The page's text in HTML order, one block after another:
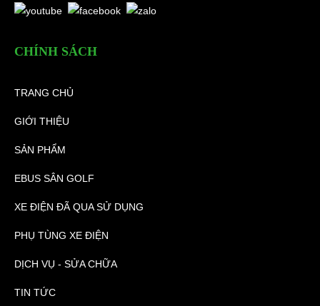
CHÍNH SÁCH
TRANG CHỦ
GIỚI THIỆU
SẢN PHẨM
EBUS SÂN GOLF
XE ĐIỆN ĐÃ QUA SỬ DỤNG
PHỤ TÙNG XE ĐIỆN
DỊCH VỤ - SỬA CHỮA
TIN TỨC